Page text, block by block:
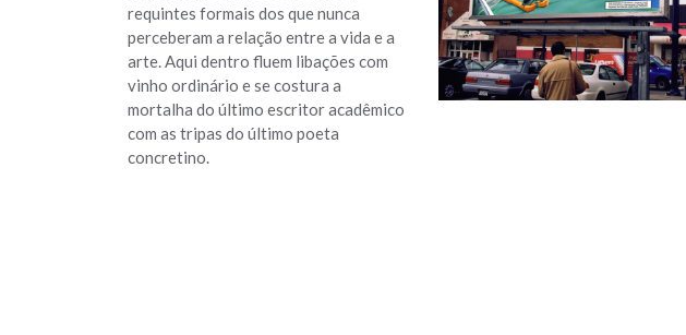
requintes formais dos que nunca
perceberam a relação entre a vida e a
arte. Aqui dentro fluem libações com
vinho ordinário e se costura a
mortalha do último escritor acadêmico
com as tripas do último poeta
concretino.